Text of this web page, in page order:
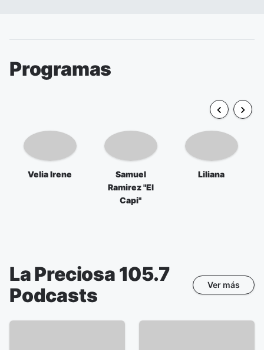
Programas
Velia Irene
Samuel
Ramirez "El
Capi"
Liliana
La Preciosa 105.7
Podcasts
Ver más